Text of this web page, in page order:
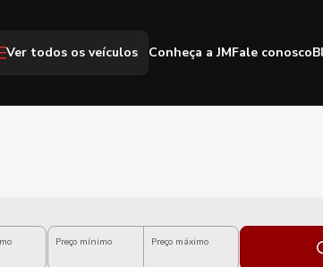
Ver todos os veículos Conheça a JMFale conosco
Preço mínimo Preço máximo